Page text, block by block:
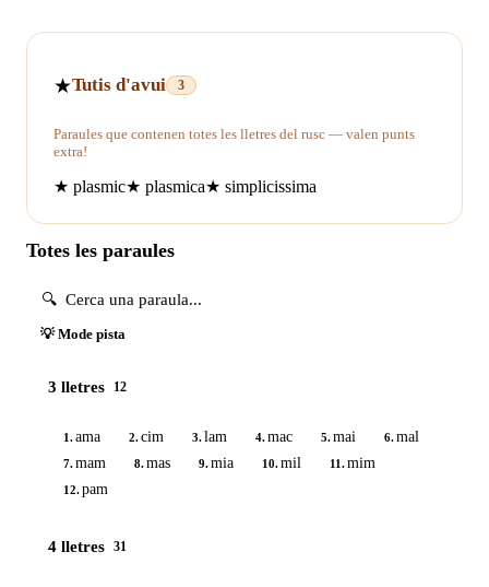
★Tutis d'avui 3
Paraules que contenen totes les lletres del rusc — valen punts
extra!
★ plasmic★ plasmica★ simplicissima
Totes les paraules
💡 Mode pista
3 lletres 12
1.ama 2.cim 3.lam 4.mac 5.mai 6.mal
7.mam 8.mas 9.mia 10.mil 11.mim
12.pam
4 lletres 31